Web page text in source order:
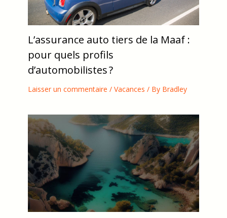
L’assurance auto tiers de la Maaf :
pour quels profils
d’automobilistes ?
Laisser un commentaire / Vacances / By Bradley